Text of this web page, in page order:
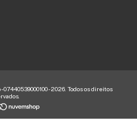
- 2026. Todos os direitos